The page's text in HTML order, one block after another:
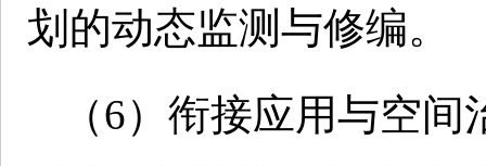
划的动态监测与修编。
（6）衔接应用与空